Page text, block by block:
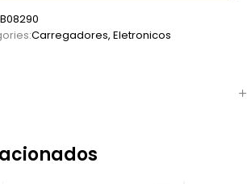
Carregadores, Eletronicos